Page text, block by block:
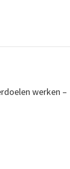
werken –